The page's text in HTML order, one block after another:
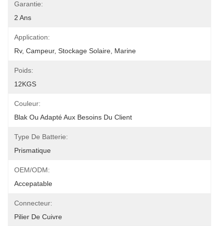
Garantie:
2 Ans
Application:
Rv, Campeur, Stockage Solaire, Marine
Poids:
12KGS
Couleur:
Blak Ou Adapté Aux Besoins Du Client
Type De Batterie:
Prismatique
OEM/ODM:
Accepatable
Connecteur:
Pilier De Cuivre